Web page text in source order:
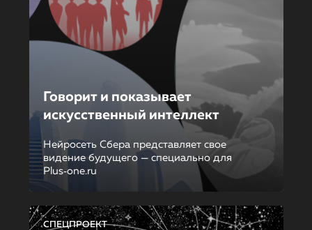
Говорит и показывает
искусственный интеллект
Нейросеть Сбера представляет свое
видение будущего — специально для
Plus‑one.ru
СПЕЦПРОЕКТ